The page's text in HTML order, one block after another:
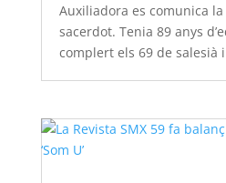
Auxiliadora es comunica
sacerdot. Tenia 89 anys
complert els 69 de salesià